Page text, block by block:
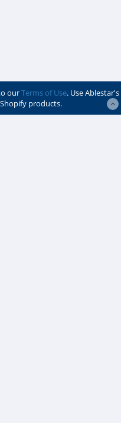
ourTerms of Use. Use Ablestar's
products.